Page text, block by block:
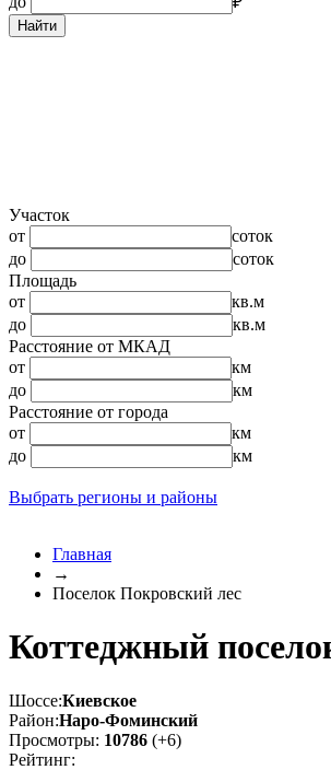
Найти
Участок
от
соток
до
соток
Площадь
от
кв.м
до
кв.м
Расстояние от МКАД
от
км
до
км
Расстояние от города
от
км
до
км
Выбрать регионы и районы
Главная
→
Поселок Покровский лес
Коттеджный
Шоссе:Киевское
Район:Наро-Фоминский
Просмотры: 10786 (+6)
Рейтинг: